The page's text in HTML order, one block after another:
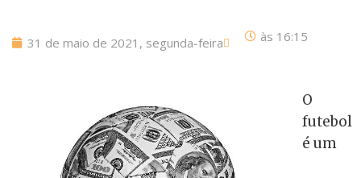
31 de maio de 2021, segunda-feira às 16:15
O
futebol
é um